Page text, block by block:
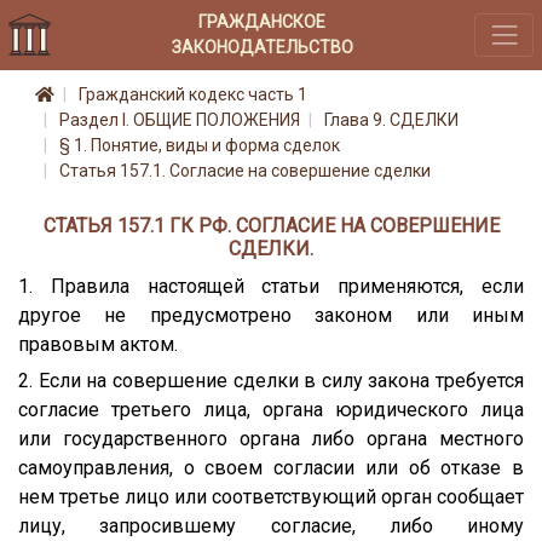
ГРАЖДАНСКОЕ
ЗАКОНОДАТЕЛЬСТВО
Гражданский кодекс часть 1
Раздел I. ОБЩИЕ ПОЛОЖЕНИЯ
Глава 9. СДЕЛКИ
§ 1. Понятие, виды и форма сделок
Статья 157.1. Согласие на совершение сделки
СТАТЬЯ 157.1 ГК РФ. СОГЛАСИЕ НА СОВЕРШЕНИЕ
СДЕЛКИ.
1. Правила настоящей статьи применяются, если
другое не предусмотрено законом или иным
правовым актом.
2. Если на совершение сделки в силу закона требуется
согласие третьего лица, органа юридического лица
или государственного органа либо органа местного
самоуправления, о своем согласии или об отказе в
нем третье лицо или соответствующий орган сообщает
лицу, запросившему согласие, либо иному